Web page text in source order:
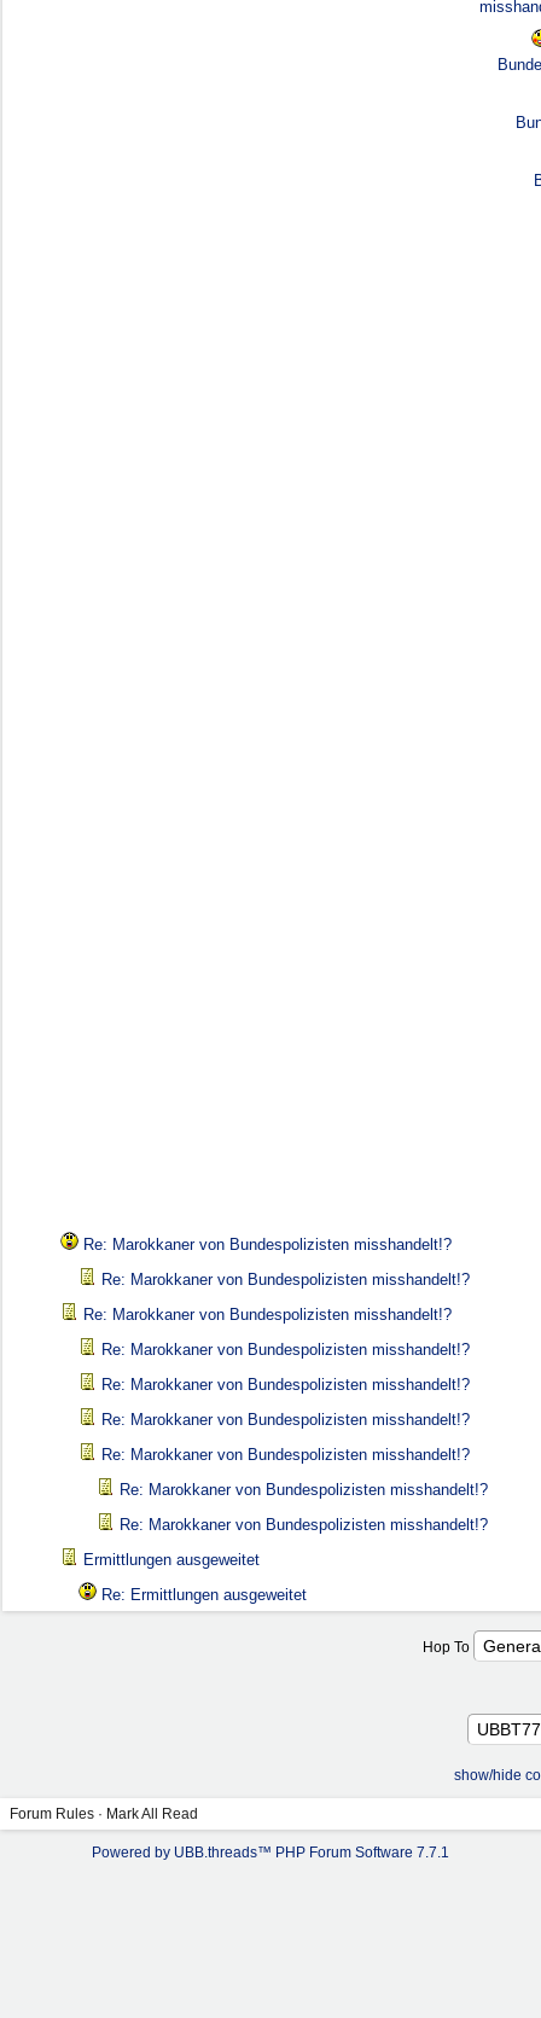
Re: Marokkaner von Bundespolizisten misshandelt!?
Re: Marokkaner von Bundespolizisten misshandelt!?
Re: Marokkaner von Bundespolizisten misshandelt!?
Re: Marokkaner von Bundespolizisten misshandelt!?
Re: Marokkaner von Bundespolizisten misshandelt!?
Re: Marokkaner von Bundespolizisten misshandelt!?
Re: Marokkaner von Bundespolizisten misshandelt!?
Re: Marokkaner von Bundespolizisten misshandelt!?
Re: Marokkaner von Bundespolizisten misshandelt!?
Ermittlungen ausgeweitet
Re: Ermittlungen ausgeweitet
Hop To
show/hide
Forum Rules · Mark All Read
Powered by UBB.threads™ PHP Forum Software 7.7.1